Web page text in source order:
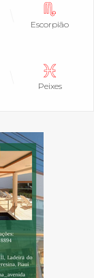
Escorpião
Peixes